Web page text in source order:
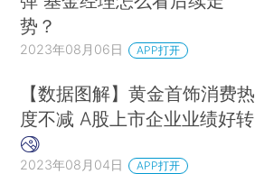
势？
2023年08月06日 APP打开
【数据图解】黄金首饰消费热
度不减 A股上市企业业绩好转
2023年08月04日 APP打开